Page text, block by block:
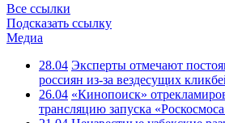
Все ссылки
Подсказать ссылку
Медиа
28.04 Эксперты отмечают
россиян из-за вездесущих
26.04 «Кинопоиск»
трансляцию запуска